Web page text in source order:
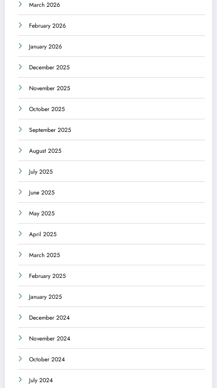
March 2026
February 2026
January 2026
December 2025
November 2025
October 2025
September 2025
August 2025
July 2025
June 2025
May 2025
April 2025
March 2025
February 2025
January 2025
December 2024
November 2024
October 2024
July 2024